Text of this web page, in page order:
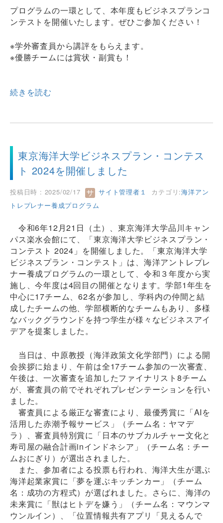
プログラムの一環として、本年度もビジネスプランコ
ンテストを開催いたします。ぜひご参加ください！
※学外審査員から講評をもらえます。
※優勝チームには賞状・副賞も！
続きを読む
東京海洋大学ビジネスプラン・コンテス
ト 2024を開催しました
投稿日時 : 2025/02/17 サイト管理者１ カテゴリ:海洋アン
トレプレナー養成プログラム
令和6年12月21日（土）、東京海洋大学品川キャン
パス楽水会館にて、「東京海洋大学ビジネスプラン・
コンテスト 2024」を開催しました。「東京海洋大学
ビジネスプラン・コンテスト」は、海洋アントレプレ
ナー養成プログラムの一環として、令和３年度から実
施し、今年度は4回目の開催となります。学部1年生を
中心に17チーム、62名が参加し、学科内の仲間と結
成したチームの他、学部横断的なチームもあり、多様
なバックグラウンドを持つ学生が様々なビジネスアイ
デアを提案しました。
当日は、中原教授（海洋政策文化学部門）による開
会挨拶に始まり、午前は全17チーム参加の一次審査、
午後は、一次審査を追加したファイナリスト8チーム
が、審査員の前でそれぞれプレゼンテーションを行い
ました。
審査員による厳正な審査により、最優秀賞に「AIを
活用した赤潮予報サービス」（チーム名：ヤマデ
ラ）、審査員特別賞に「日本のサブカルチャー文化と
寿司屋の融合計画inインドネシア」（チーム名：チー
ムおにぎり）が選出されました。
また、参加者による投票も行われ、海洋大生が選ぶ
海洋起業家賞に「夢を運ぶキッチンカー」（チーム
名：成功の方程式）が選ばれました。さらに、海洋の
未来賞に「獣はヒトデを嫌う」（チーム名：マウンマ
ウンルイン）、「位置情報共有アプリ「見えるんで